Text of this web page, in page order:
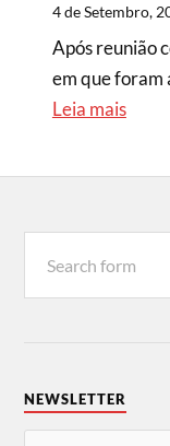
4 de Setembro,
Após reunião
em que foram
Leia mais
NEWSLETTER